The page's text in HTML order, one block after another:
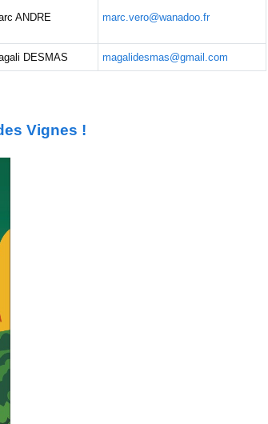
ANDRE marc.vero@wanadoo.fr
DESMAS magalidesmas@gmail.com
Vignes !